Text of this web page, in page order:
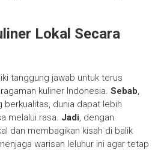
Lokal Secara
tanggung jawab untuk terus
kuliner Indonesia. Sebab,
berkualitas, dunia dapat lebih
melalui rasa. Jadi, dengan
dan membagikan kisah di balik
warisan leluhur ini agar tetap